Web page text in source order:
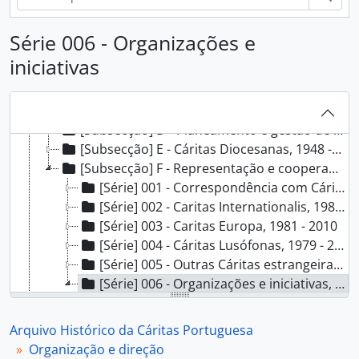
Série 006 - Organizações e
iniciativas
[Fundo] AHCP - Arquivo Histórico da Cáritas Portuguesa, 1946 - 2023
[Secção] A - Organização e direção, 1946 - 2020
[Subsecção] A - Estrutura orgânica e funcional, 1946 - 2019
[Subsecção] B - Corpos sociais, 1956 - 2018
[Subsecção] C - Atividade dirigente, 1946 - 2016
[Subsecção] D - Planeamento e gestão de atividades, 1965 - 2020
[Subsecção] E - Cáritas Diocesanas, 1948 - 2013
[Subsecção] F - Representação e cooperação institucional, 1946 - 2019
[Série] 001 - Correspondência com Cáritas Estrangeiras, 1946 - 1998
[Série] 002 - Caritas Internationalis, 1980 - 2019
[Série] 003 - Caritas Europa, 1981 - 2010
[Série] 004 - Cáritas Lusófonas, 1979 - 2017
[Série] 005 - Outras Cáritas estrangeiras, 1978 - 2017
[Série] 006 - Organizações e iniciativas, 1951 - 2018
[Documento composto] 001 - Comissão Internacional Católica para as Migrações (CICM), 1951 - 1973
[Documento composto] 002 - UCP/Cáritas: Serviços Parcerias: Correspondência, 1970
[Documento composto] 003 - [1.º Seminário Nacional de Estudo do Problema Favela], 1965
Arquivo Histórico da Cáritas Portuguesa
Organização e direção